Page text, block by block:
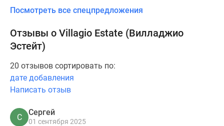
Посмотреть все спецпредложения
Отзывы о Villagio Estate (Вилладжио
Эстейт)
20 отзывов сортировать по:
дате добавления
Написать отзыв
С
Сергей
01 сентября 2025